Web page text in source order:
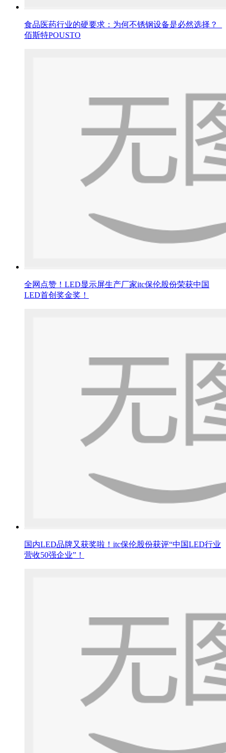
食品医药行业的硬要求：为何不锈钢设备是必然选择？_
佰斯特POUSTO
全网点赞！LED显示屏生产厂家itc保伦股份荣获中国
LED首创奖金奖！
国内LED品牌又获奖啦！itc保伦股份获评“中国LED行业
营收50强企业”！